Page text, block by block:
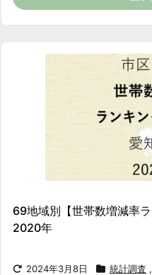
69地域別【世帯数増減率
2020年
2024年3月8日 統計調査 ,